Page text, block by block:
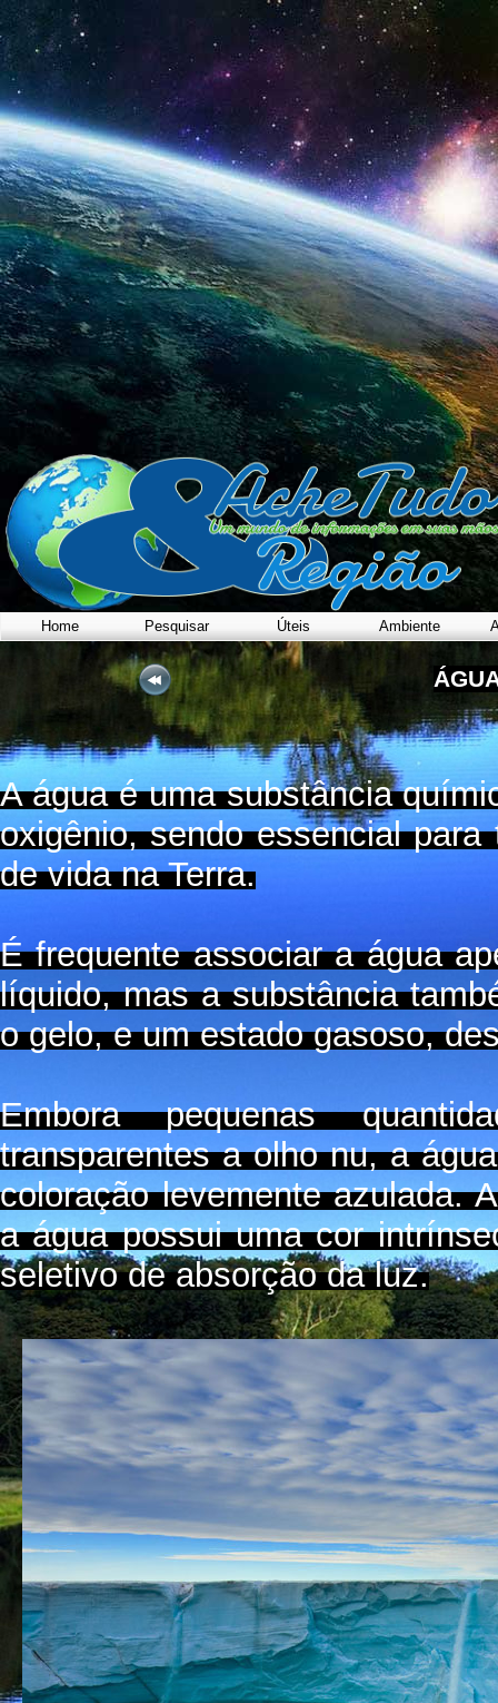
Home Pesquisar Úteis Ambiente
A água é uma substância
oxigênio, sendo essencial
de vida na Terra.
É frequente associar a água
líquido, mas a substância
o gelo, e um estado gasoso,
Embora pequenas
transparentes a olho nu, a
coloração levemente azulada.
a água possui uma cor
seletivo de absorção da luz.